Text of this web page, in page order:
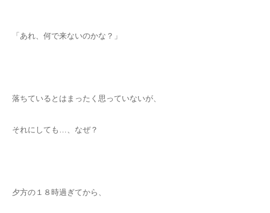
「あれ、何で来ないのかな？」
落ちているとはまったく思っていないが、
それにしても…、なぜ？
夕方の１８時過ぎてから、